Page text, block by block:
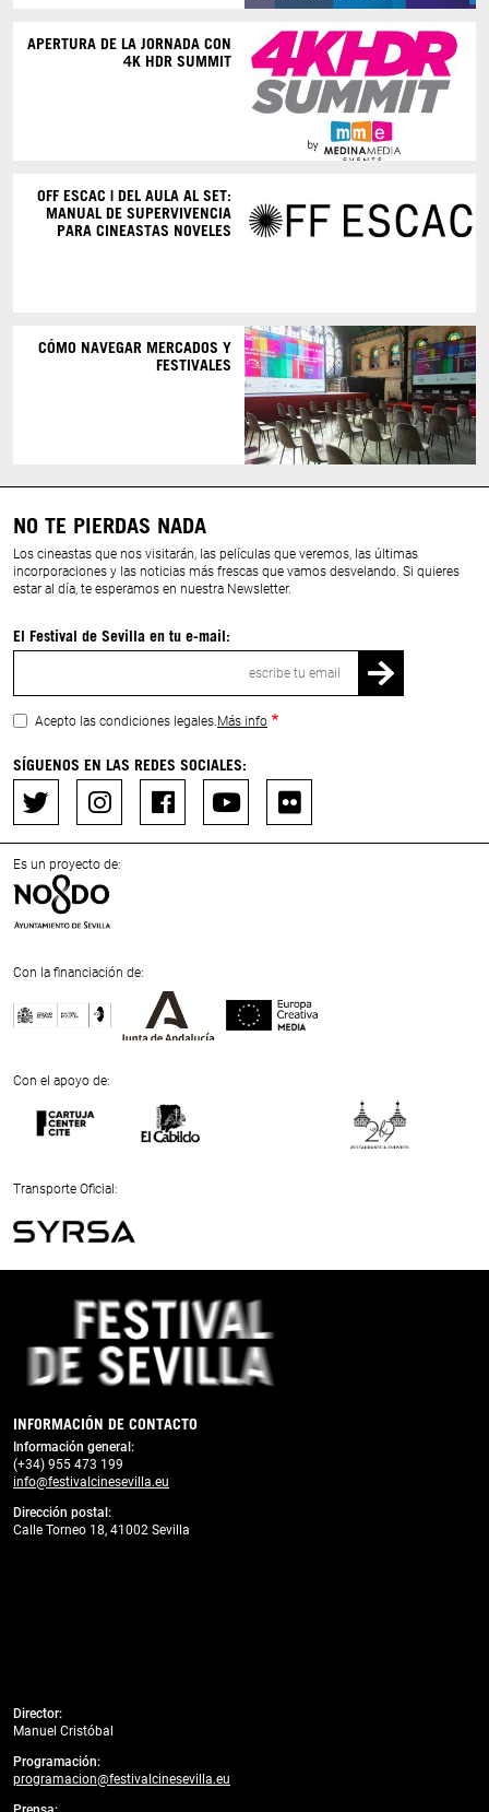
APERTURA DE LA JORNADA CON
4K HDR SUMMIT
OFF ESCAC | DEL AULA AL SET:
MANUAL DE SUPERVIVENCIA
PARA CINEASTAS NOVELES
CÓMO NAVEGAR MERCADOS Y
FESTIVALES
NO TE PIERDAS NADA
Los cineastas que nos visitarán, las películas que veremos, las últimas
incorporaciones y las noticias más frescas que vamos desvelando. Si quieres
estar al día, te esperamos en nuestra Newsletter.
El Festival de Sevilla en tu e-mail:
Acepto las condiciones legales. Más info
SÍGUENOS EN LAS REDES SOCIALES:
Es un proyecto de:
Con la financiación de:
Next
Con el apoyo de:
Next
Transporte Oficial:
Previous
INFORMACIÓN DE CONTACTO
Información general:
(+34) 955 473 199
info@festivalcinesevilla.eu
Dirección postal:
Calle Torneo 18, 41002 Sevilla
Director:
Manuel Cristóbal
Programación:
programacion@festivalcinesevilla.eu